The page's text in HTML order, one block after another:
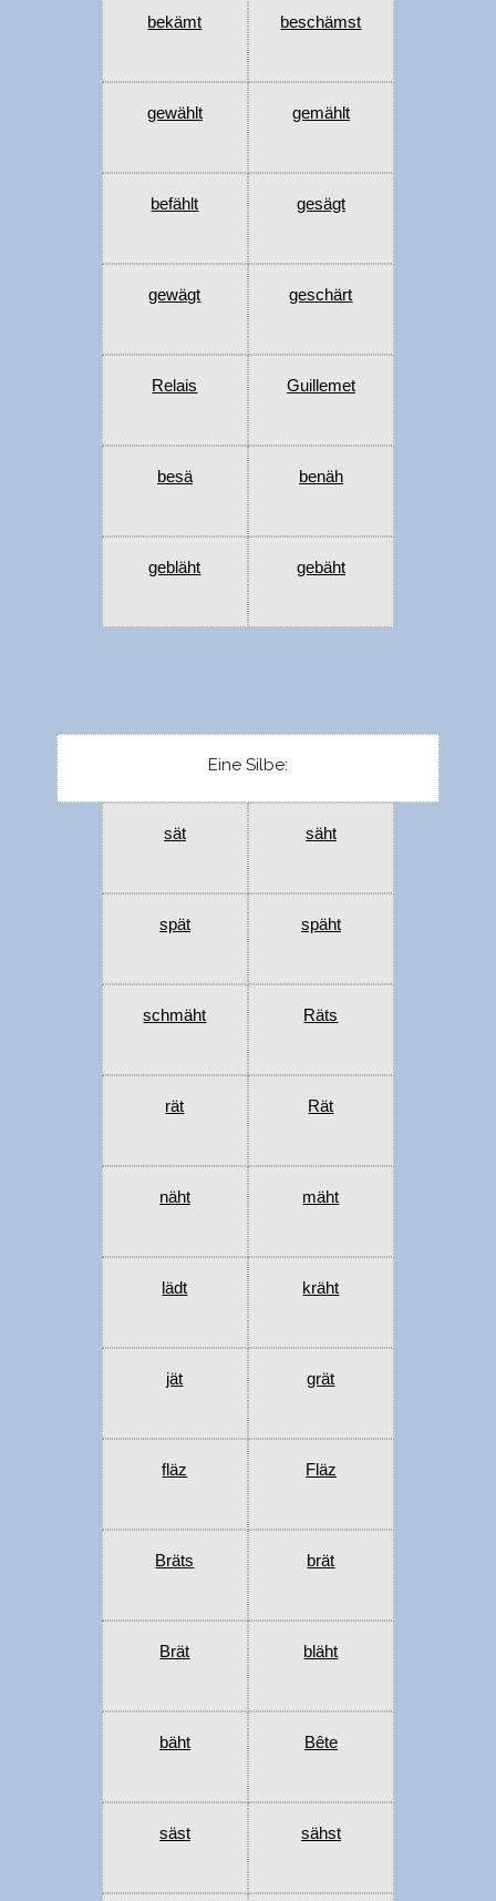
bekämt beschämst
gewählt gemählt
befählt gesägt
gewägt geschärt
Relais Guillemet
besä benäh
gebläht gebäht
Eine Silbe:
sät säht
spät späht
schmäht Räts
rät Rät
näht mäht
lädt kräht
jät grät
fläz Fläz
Bräts brät
Brät bläht
bäht Bête
säst sähst